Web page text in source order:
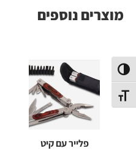
הפעל/כבה ניגודיות גבוהה
מתג גודל גופן
מוצרים נוספים
פלייר עם קיט